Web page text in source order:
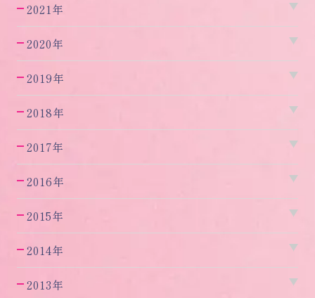
2021年
2020年
2019年
2018年
2017年
2016年
2015年
2014年
2013年